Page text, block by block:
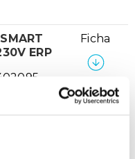
ERP
Ficha
Curva
–